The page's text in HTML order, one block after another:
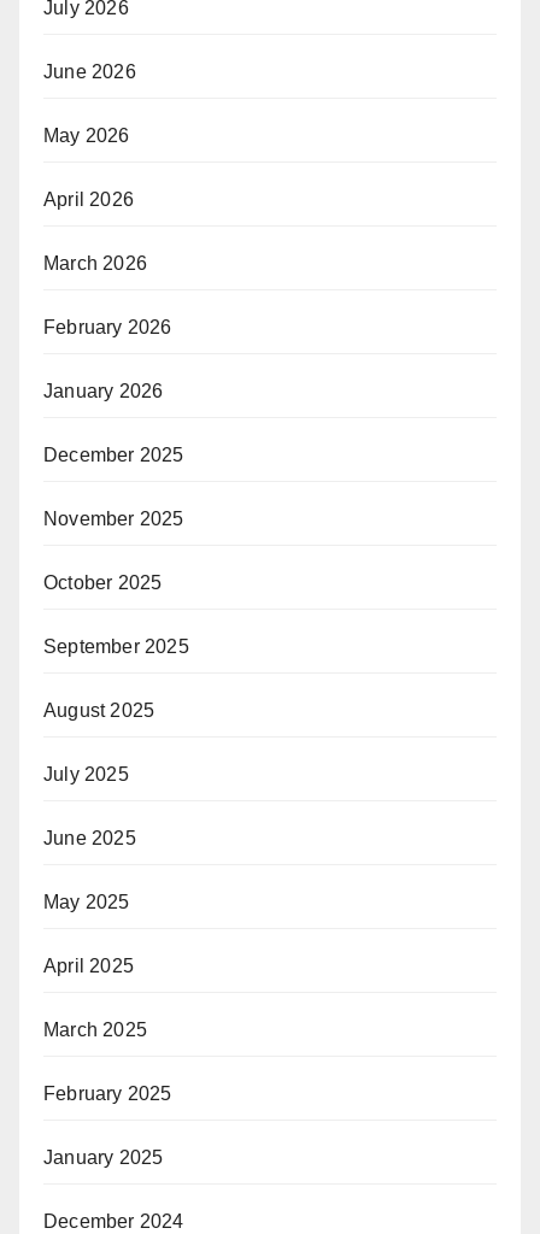
July 2026
June 2026
May 2026
April 2026
March 2026
February 2026
January 2026
December 2025
November 2025
October 2025
September 2025
August 2025
July 2025
June 2025
May 2025
April 2025
March 2025
February 2025
January 2025
December 2024